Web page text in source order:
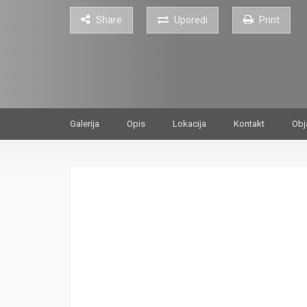
Share Uporedi Print
Galerija Opis Lokacija Kontakt